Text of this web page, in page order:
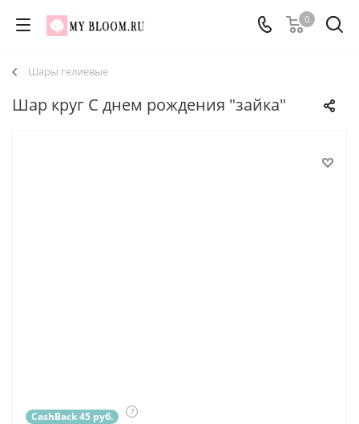
0
Шары гелиевые
Шар круг С днем рождения "зайка"
CashBack 45 руб. ?